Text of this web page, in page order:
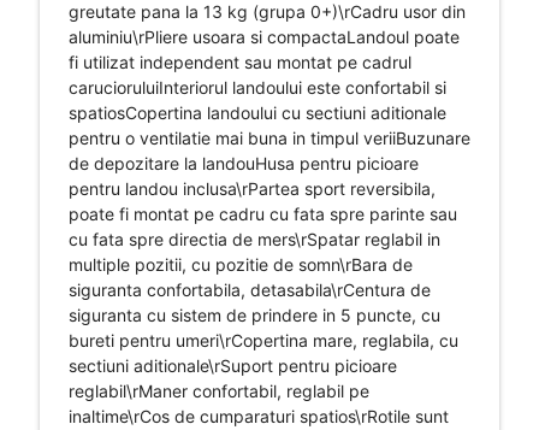
greutate pana la 13 kg (grupa 0+)\rCadru usor din
aluminiu\rPliere usoara si compactaLandoul poate
fi utilizat independent sau montat pe cadrul
carucioruluiInteriorul landoului este confortabil si
spatiosCopertina landoului cu sectiuni aditionale
pentru o ventilatie mai buna in timpul veriiBuzunare
de depozitare la landouHusa pentru picioare
pentru landou inclusa\rPartea sport reversibila,
poate fi montat pe cadru cu fata spre parinte sau
cu fata spre directia de mers\rSpatar reglabil in
multiple pozitii, cu pozitie de somn\rBara de
siguranta confortabila, detasabila\rCentura de
siguranta cu sistem de prindere in 5 puncte, cu
bureti pentru umeri\rCopertina mare, reglabila, cu
sectiuni aditionale\rSuport pentru picioare
reglabil\rManer confortabil, reglabil pe
inaltime\rCos de cumparaturi spatios\rRotile sunt